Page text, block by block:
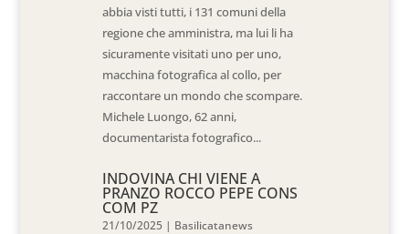
abbia visti tutti, i 131 comuni della
regione che amministra, ma lui li ha
sicuramente visitati uno per uno,
macchina fotografica al collo, per
raccontare un mondo che scompare.
Michele Luongo, 62 anni,
documentarista fotografico...
INDOVINA CHI VIENE A
PRANZO ROCCO PEPE CONS
COM PZ
21/10/2025 | Basilicatanews